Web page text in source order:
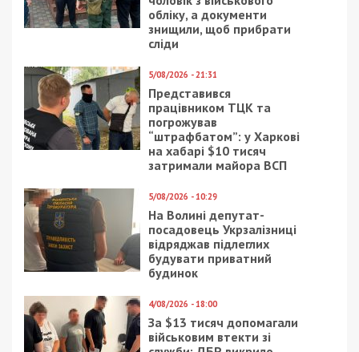
Приєднуйтесь також до 49000 в Google News. Слідкуйте
за останніми новинами!
Приєднатися
Читайте також
Предыдущая статья:
Днепропетровщина будет развивать
современные технологии вместе с Кореей
Следующая статья:
откупиться от студентов «треснувшего»
вуза